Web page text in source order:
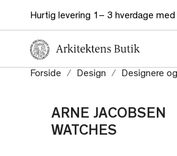
Hurtig levering 1– 3 hverdage
Forside Design Designere
ARNE JACOBSEN
WATCHES